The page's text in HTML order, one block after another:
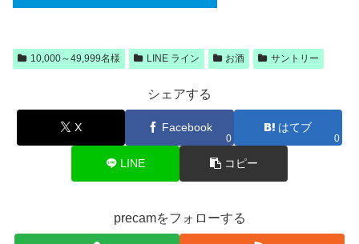
10,000～49,999名様 LINE ライン お酒 サントリー
シェアする
X Facebook
0
はてブ
0
LINE コピー
precamをフォローする